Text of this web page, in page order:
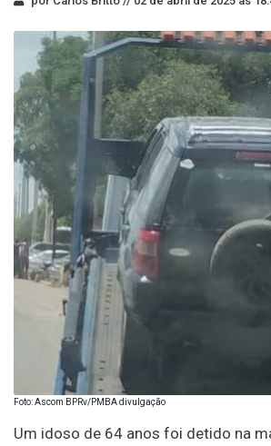
Foto: Ascom BPRv/PMBA divulgação
Um idoso de 64 anos foi detido na